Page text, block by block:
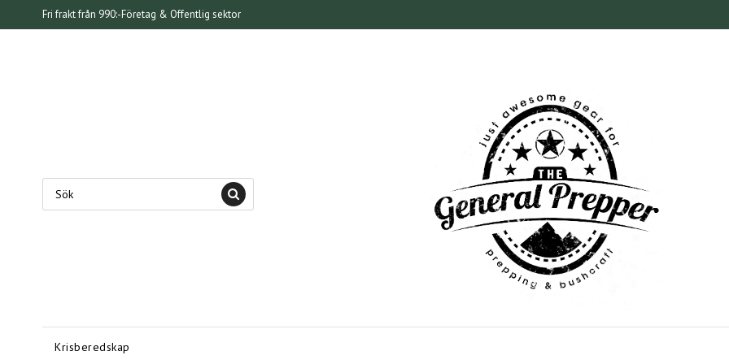
Fri frakt från 990:-Företag & Offentlig sektor
Krisberedskap